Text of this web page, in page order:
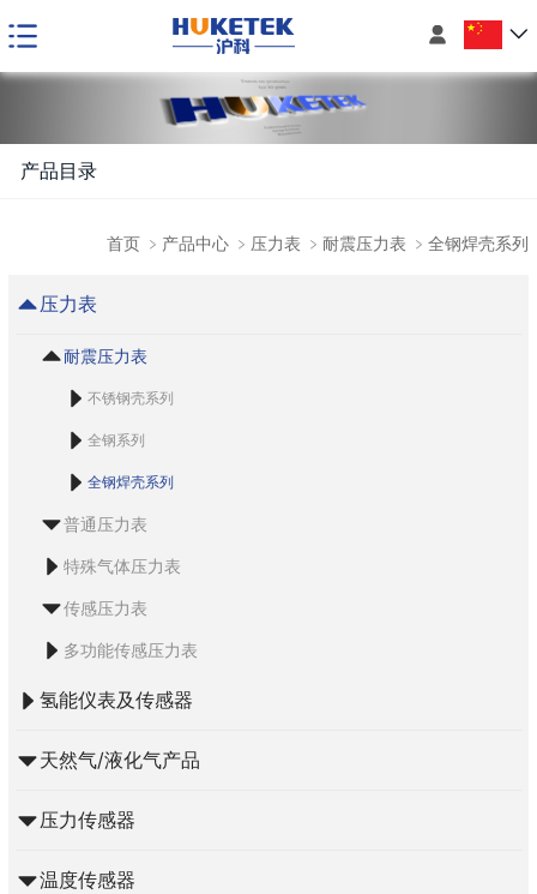

产品目录
首页 ﹥ 产品中心 ﹥ 压力表 ﹥ 耐震压力表 ﹥全钢焊壳系列
压力表
耐震压力表
不锈钢壳系列
全钢系列
全钢焊壳系列
普通压力表
特殊气体压力表
传感压力表
多功能传感压力表
氢能仪表及传感器
天然气/液化气产品
压力传感器
温度传感器